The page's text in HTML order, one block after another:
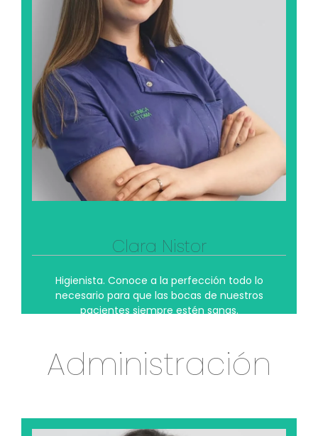
Clara Nistor
Higienista. Conoce a la perfección todo lo
necesario para que las bocas de nuestros
pacientes siempre estén sanas.
Clara Nistor
Clara,.en su tiempo libre disfruta especialmente
de la compañía de los animales domésticos, y
siente una gran afinidad por los gatos, con los que
le encanta compartir momentos de tranquilidad y
cuidado.
Ver su perfil profesional
Administración